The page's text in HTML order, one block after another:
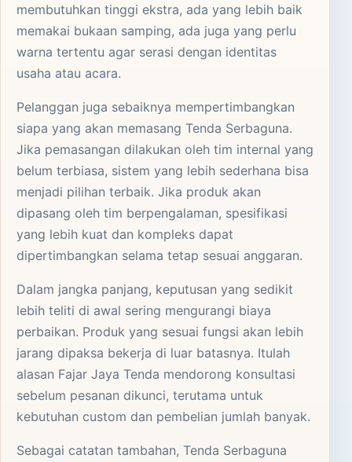
membutuhkan tinggi ekstra, ada yang lebih baik
memakai bukaan samping, ada juga yang perlu
warna tertentu agar serasi dengan identitas
usaha atau acara.
Pelanggan juga sebaiknya mempertimbangkan
siapa yang akan memasang Tenda Serbaguna.
Jika pemasangan dilakukan oleh tim internal yang
belum terbiasa, sistem yang lebih sederhana bisa
menjadi pilihan terbaik. Jika produk akan
dipasang oleh tim berpengalaman, spesifikasi
yang lebih kuat dan kompleks dapat
dipertimbangkan selama tetap sesuai anggaran.
Dalam jangka panjang, keputusan yang sedikit
lebih teliti di awal sering mengurangi biaya
perbaikan. Produk yang sesuai fungsi akan lebih
jarang dipaksa bekerja di luar batasnya. Itulah
alasan Fajar Jaya Tenda mendorong konsultasi
sebelum pesanan dikunci, terutama untuk
kebutuhan custom dan pembelian jumlah banyak.
Sebagai catatan tambahan, Tenda Serbaguna